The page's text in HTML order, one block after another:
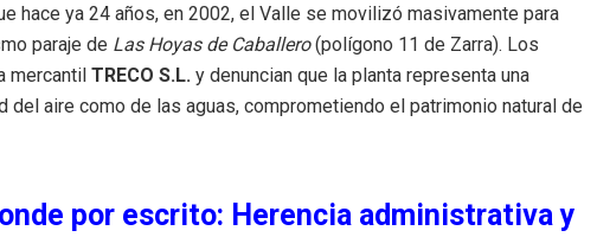
hace ya 24 años, en 2002, el Valle se movilizó masivamente para
paraje de Las Hoyas de Caballero(polígono 11 de Zarra). Los
mercantil TRECO S.L. y denuncian que la planta representa una
del aire como de las aguas, comprometiendo el patrimonio natural de
por escrito: Herencia administrativa y